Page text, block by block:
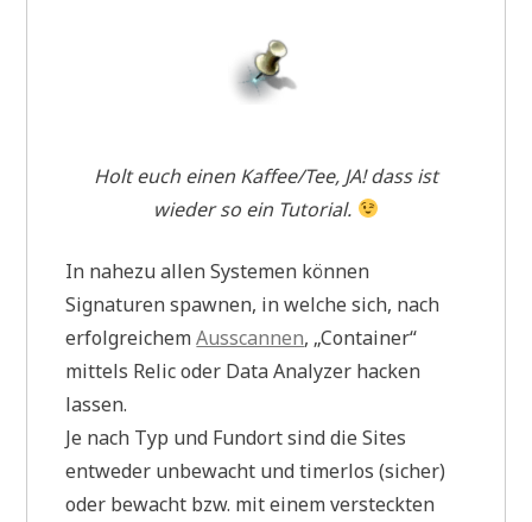
Holt euch einen Kaffee/Tee, JA! dass ist
wieder so ein Tutorial.
In nahezu allen Systemen können
Signaturen spawnen, in welche sich, nach
erfolgreichemAusscannen, „Container“
mittels Relic oder Data Analyzer hacken
lassen.
Je nach Typ und Fundort sind die Sites
entweder unbewacht und timerlos (sicher)
oder bewacht bzw. mit einem versteckten